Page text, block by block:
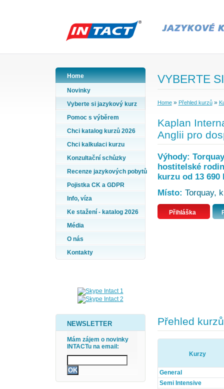
Home
Novinky
Vyberte si jazykový kurz
Pomoc s výběrem
Chci katalog kurzů 2026
Chci kalkulaci kurzu
Konzultační schůzky
Recenze jazykových pobytů
Pojistka CK a GDPR
Info, víza
Ke stažení - katalog 2026
Média
O nás
Kontakty
NEWSLETTER
Mám zájem o novinky
INTACTu na email:
VYBERTE
Home» Přehled kurzů»
Kaplan
Anglii pro
Výhody:
hostitelské
kurzu od 13
Místo: Torquay,
Přihláška
Přehled kurzů
Kurzy
General
Semi Intensive